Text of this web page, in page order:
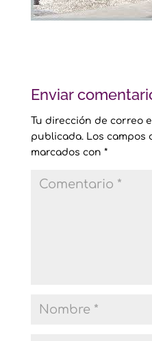
Enviar
Tu dirección de correo
publicada. Los campos
marcados con *